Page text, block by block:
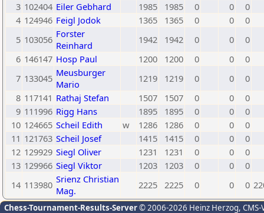
3 102404 Eiler Gebhard 1985 1985 0 0
0
4 124946 Feigl Jodok 1365 1365 0 0
0
5 103056 Forster
Reinhard
1942 1942 0 0
0
6 146147 Hosp Paul 1200 1200 0 0
0
7 133045 Meusburger
Mario
1219 1219 0 0
0
8 117141 Rathaj Stefan 1507 1507 0 0
0
9 111996 Rigg Hans 1895 1895 0 0
0
10 124665 Scheil Edith w 1286 1286 0 0
0
11 121763 Scheil Josef 1415 1415 0 0
0
12 129929 Siegl Oliver 1231 1231 0 0
0
13 129966 Siegl Viktor 1203 1203 0 0
0
14 113980 Srienz Christian
Mag.
2225 2225 0 0 0
Chess-Tournament-Results-Server© 2006-2026 Heinz Herzog,